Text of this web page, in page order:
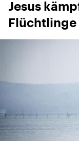
Jesus
Flüchtlinge